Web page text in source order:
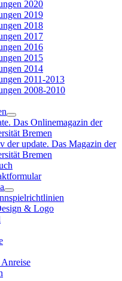
2020
2019
2018
2017
2016
2015
2014
2011-2013
2008-2010
Das Onlinemagazin der
Bremen
der update. Das Magazin der
Bremen
& Logo